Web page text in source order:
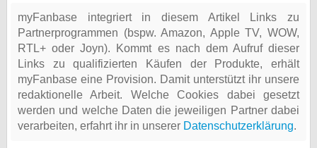
myFanbase integriert in diesem Artikel Links zu
Partnerprogrammen (bspw. Amazon, Apple TV, WOW,
RTL+ oder Joyn). Kommt es nach dem Aufruf dieser
Links zu qualifizierten Käufen der Produkte, erhält
myFanbase eine Provision. Damit unterstützt ihr unsere
redaktionelle Arbeit. Welche Cookies dabei gesetzt
werden und welche Daten die jeweiligen Partner dabei
verarbeiten, erfahrt ihr in unserer Datenschutzerklärung.